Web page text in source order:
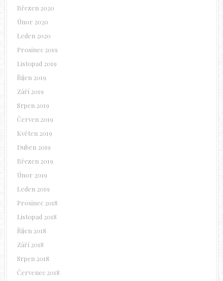
Březen 2020
Únor 2020
Leden 2020
Prosinec 2019
Listopad 2019
Říjen 2019
Září 2019
Srpen 2019
Červen 2019
Květen 2019
Duben 2019
Březen 2019
Únor 2019
Leden 2019
Prosinec 2018
Listopad 2018
Říjen 2018
Září 2018
Srpen 2018
Červenec 2018